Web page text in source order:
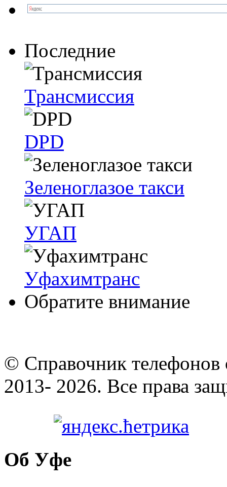
Последние
Трансмиссия
DPD
Зеленоглазое такси
УГАП
Уфахимтранс
Обратите внимание
© Cправочник телефонов
2013- 2026. Все права
Об Уфе